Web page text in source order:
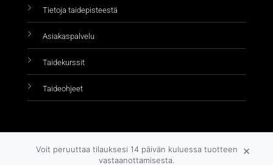
Tietoja taidepisteestä
Asiakaspalvelu
Taidekurssit
Taideohjeet
Voit peruuttaa tilauksesi 14 päivän kuluessa tuotteen
vastaanottamisesta.
×